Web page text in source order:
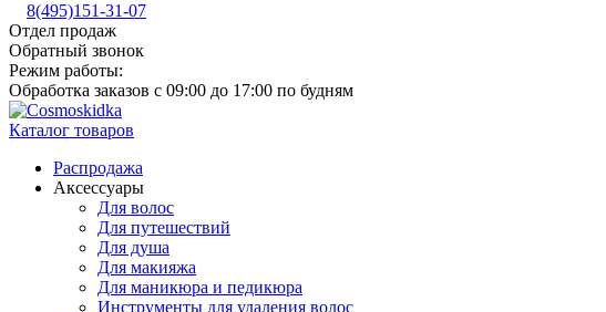
8(495)151-31-07
Отдел продаж
Обратный звонок
Режим работы:
Обработка заказов с 09:00 до 17:00 по будням
Каталог товаров
Распродажа
Аксессуары
Для волос
Для путешествий
Для душа
Для макияжа
Для маникюра и педикюра
Инструменты для удаления волос